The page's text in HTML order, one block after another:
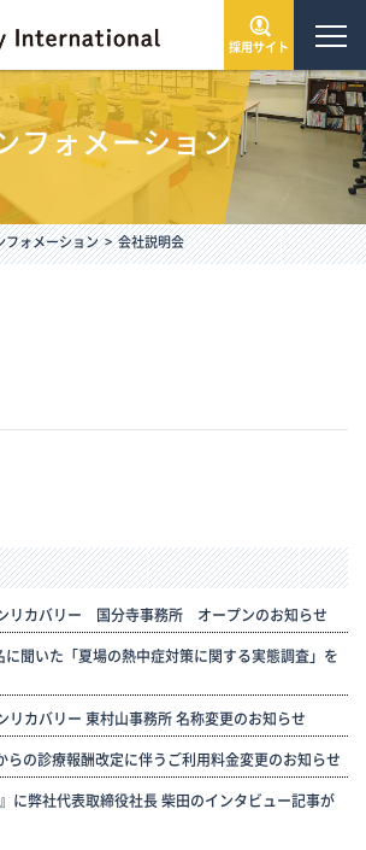
採用サイト
フォメーション
フォメーション 会社説明会
リカバリー 国分寺事務所 オープンのお知らせ
聞いた「夏場の熱中症対策に関する実態調査」を
リカバリー 東村山事務所 名称変更のお知らせ
らの診療報酬改定に伴うご利用料金変更のお知らせ
に弊社代表取締役社長 柴田のインタビュー記事が